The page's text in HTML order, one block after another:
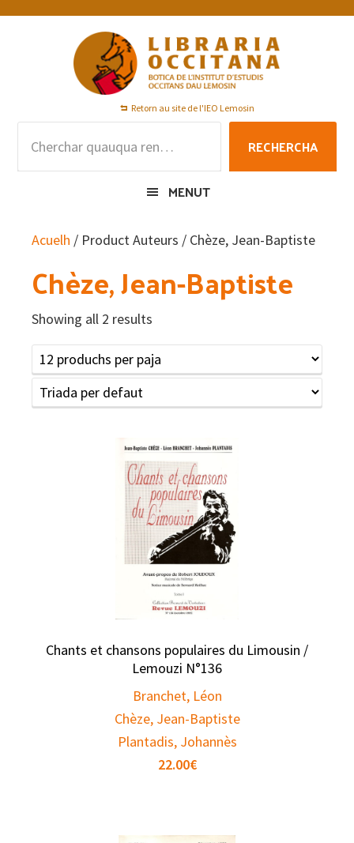
Skip
Skip
Skip
Retorn au site de l'IEO Lemosin
RECHERCHA
MENUT
Acuelh / Product Auteurs / Chèze, Jean-Baptiste
Chèze, Jean-Baptiste
Showing all 2 results
Chants et chansons populaires du Limousin /
Lemouzi N°136
Branchet, Léon
Chèze, Jean-Baptiste
Plantadis, Johannès
22.00€